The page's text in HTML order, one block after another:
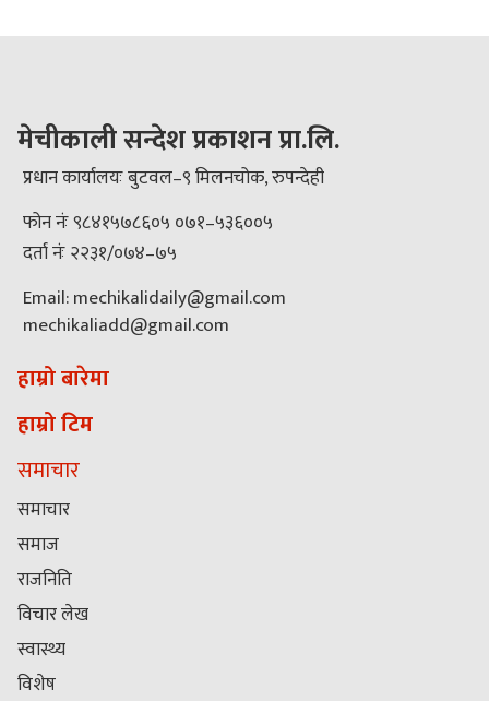
मेचीकाली सन्देश प्रकाशन प्रा.लि.
प्रधान कार्यालयः बुटवल–९ मिलनचोक, रुपन्देही
फोन नंः ९८४१५७८६०५ ०७१–५३६००५
दर्ता नंः २२३१/०७४–७५
Email: mechikalidaily@gmail.com
mechikaliadd@gmail.com
हाम्रो बारेमा
हाम्रो टिम
समाचार
समाचार
समाज
राजनिति
विचार लेख
स्वास्थ्य
विशेष